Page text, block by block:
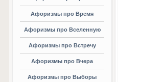
Афоризмы про Время
Афоризмы про Вселенную
Афоризмы про Встречу
Афоризмы про Вчера
Афоризмы про Выборы